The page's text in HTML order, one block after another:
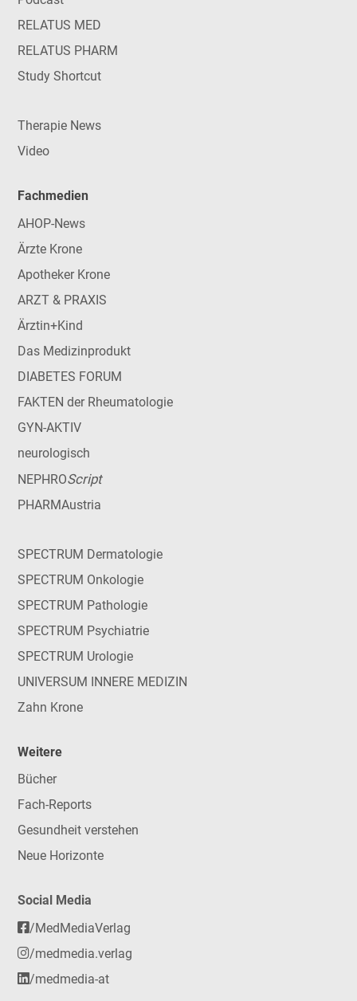
RELATUS MED
RELATUS PHARM
Study Shortcut
Therapie News
Video
Fachmedien
AHOP-News
Ärzte Krone
Apotheker Krone
ARZT & PRAXIS
Ärztin+Kind
Das Medizinprodukt
DIABETES FORUM
FAKTEN der Rheumatologie
GYN-AKTIV
neurologisch
NEPHROScript
PHARMAustria
SPECTRUM Dermatologie
SPECTRUM Onkologie
SPECTRUM Pathologie
SPECTRUM Psychiatrie
SPECTRUM Urologie
UNIVERSUM INNERE MEDIZIN
Zahn Krone
Weitere
Bücher
Fach-Reports
Gesundheit verstehen
Neue Horizonte
Social Media
/MedMediaVerlag
/medmedia.verlag
/medmedia-at